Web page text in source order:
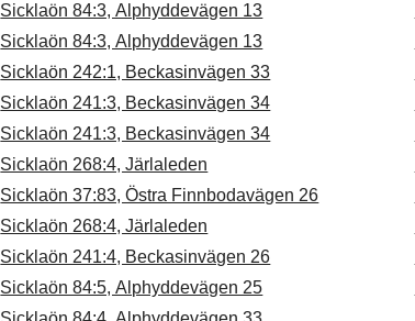
Sicklaön 84:3, Alphyddevägen 13
Sicklaön 84:3, Alphyddevägen 13
Sicklaön 242:1, Beckasinvägen 33
Sicklaön 241:3, Beckasinvägen 34
Sicklaön 241:3, Beckasinvägen 34
Sicklaön 268:4, Järlaleden
Sicklaön 37:83, Östra Finnbodavägen 26
Sicklaön 268:4, Järlaleden
Sicklaön 241:4, Beckasinvägen 26
Sicklaön 84:5, Alphyddevägen 25